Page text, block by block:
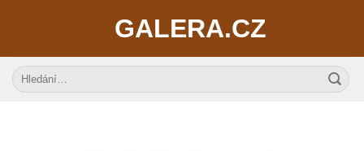
GALERA.CZ
Hledat: